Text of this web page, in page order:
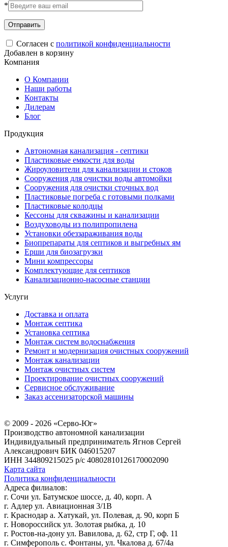
*
Согласен с политикой конфиденциальности
Добавлен в корзину
Компания
О Компании
Наши работы
Контакты
Дилерам
Блог
Продукция
Автономная канализация - септики
Пластиковые емкости для воды
Жироуловители для канализации и стоков
Сооружения для очистки воды автомойки
Сооружения для очистки сточных вод
Пластиковые погреба с готовыми полками
Пластиковые колодцы
Кессоны для скважины и канализации
Воздуховоды из полипропилена
Установки обеззараживания воды
Биопрепараты для септиков и выгребных ям
Ерши для биозагрузки
Мини компрессоры
Комплектующие для септиков
Канализационно-насосные станции
Услуги
Доставка и оплата
Монтаж септика
Установка септика
Монтаж систем водоснабжения
Ремонт и модернизация очистных сооружений
Монтаж канализации
Монтаж очистных систем
Проектирование очистных сооружений
Сервисное обслуживание
Заказ ассенизаторской машины
© 2009 - 2026 «Серво-Юг»
Производство автономной канализации
Индивидуальный предприниматель Ягнов Сергей
Александрович БИК 046015207
ИНН 344809215025 р/с 40802810126170002090
Карта сайта
Политика конфиденциальности
Адреса филиалов:
г. Сочи ул. Батумское шоссе, д. 40, корп. А
г. Адлер ул. Авиационная 3/1В
г. Краснодар а. Хатукай, ул. Полевая, д. 90, корп Б
г. Новороссийск ул. Золотая рыбка, д. 10
г. Ростов-на-дону ул. Вавилова, д. 62, стр Г, оф. 11
г. Симферополь с. Фонтаны, ул. Чкалова д. 67/4а